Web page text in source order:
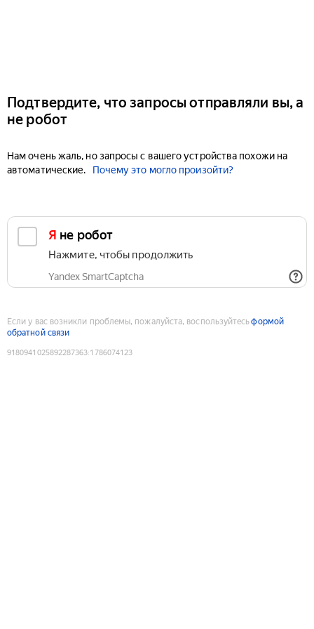
Подтвердите, что запросы отправляли вы, а
не робот
Нам очень жаль, но запросы с вашего устройства похожи на
автоматические.
Почему это могло произойти?
Я не робот
Нажмите, чтобы продолжить
Yandex SmartCaptcha
Если у вас возникли проблемы, пожалуйста, воспользуйтесьформой
обратной связи
9180941025892287363:1786074123